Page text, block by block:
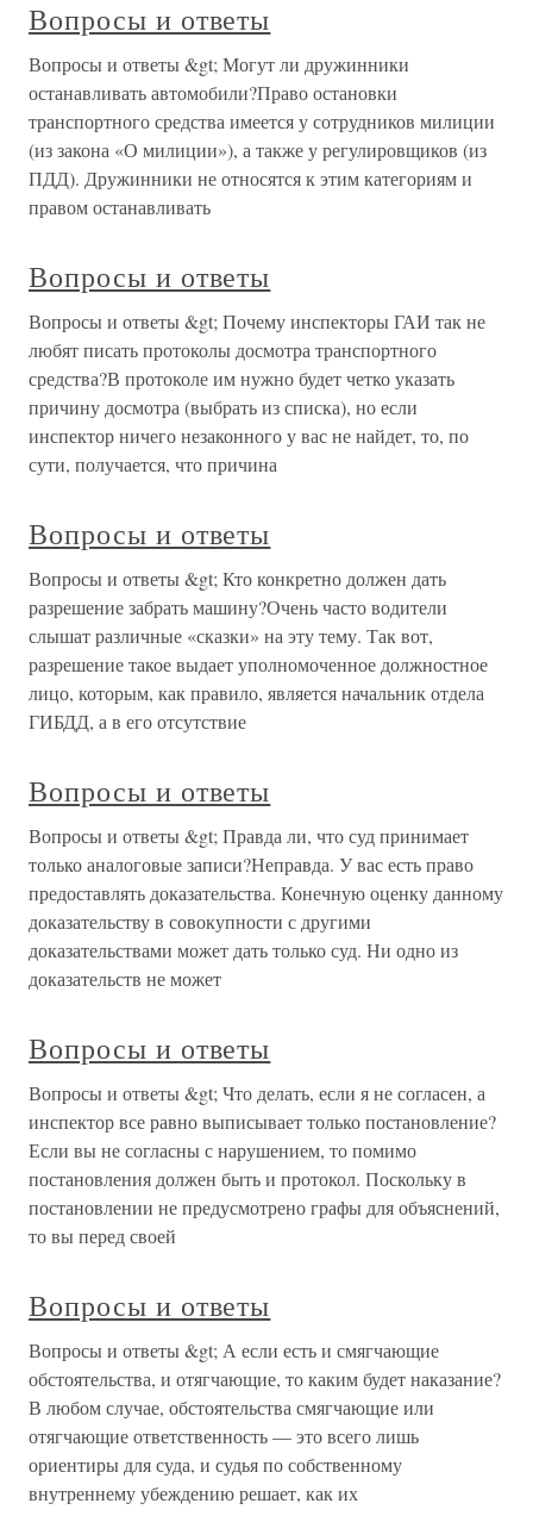
Вопросы и ответы
Вопросы и ответы &gt; Могут ли дружинники
останавливать автомобили?Право остановки
транспортного средства имеется у сотрудников милиции
(из закона «О милиции»), а также у регулировщиков (из
ПДД). Дружинники не относятся к этим категориям и
правом останавливать
Вопросы и ответы
Вопросы и ответы &gt; Почему инспекторы ГАИ так не
любят писать протоколы досмотра транспортного
средства?В протоколе им нужно будет четко указать
причину досмотра (выбрать из списка), но если
инспектор ничего незаконного у вас не найдет, то, по
сути, получается, что причина
Вопросы и ответы
Вопросы и ответы &gt; Кто конкретно должен дать
разрешение забрать машину?Очень часто водители
слышат различные «сказки» на эту тему. Так вот,
разрешение такое выдает уполномоченное должностное
лицо, которым, как правило, является начальник отдела
ГИБДД, а в его отсутствие
Вопросы и ответы
Вопросы и ответы &gt; Правда ли, что суд принимает
только аналоговые записи?Неправда. У вас есть право
предоставлять доказательства. Конечную оценку данному
доказательству в совокупности с другими
доказательствами может дать только суд. Ни одно из
доказательств не может
Вопросы и ответы
Вопросы и ответы &gt; Что делать, если я не согласен, а
инспектор все равно выписывает только постановление?
Если вы не согласны с нарушением, то помимо
постановления должен быть и протокол. Поскольку в
постановлении не предусмотрено графы для объяснений,
то вы перед своей
Вопросы и ответы
Вопросы и ответы &gt; А если есть и смягчающие
обстоятельства, и отягчающие, то каким будет наказание?
В любом случае, обстоятельства смягчающие или
отягчающие ответственность — это всего лишь
ориентиры для суда, и судья по собственному
внутреннему убеждению решает, как их